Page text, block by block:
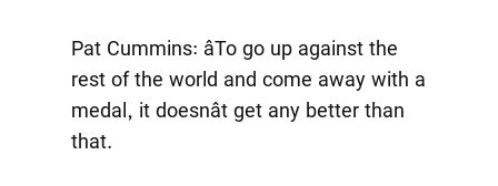
Pat Cummins: âTo go up against the
rest of the world and come away with a
medal, it doesnât get any better than
that.